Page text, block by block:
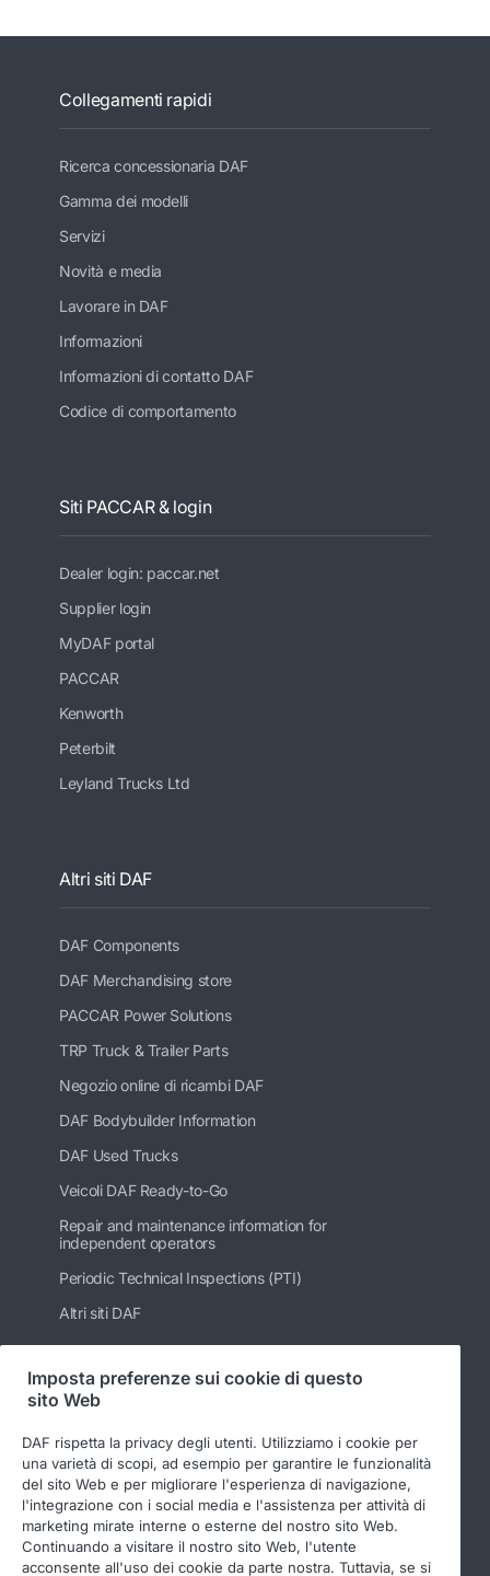
Collegamenti rapidi
Ricerca concessionaria DAF
Gamma dei modelli
Servizi
Novità e media
Lavorare in DAF
Informazioni
Informazioni di contatto DAF
Codice di comportamento
Siti PACCAR & login
Dealer login: paccar.net
Supplier login
MyDAF portal
PACCAR
Kenworth
Peterbilt
Leyland Trucks Ltd
Altri siti DAF
DAF Components
DAF Merchandising store
PACCAR Power Solutions
TRP Truck & Trailer Parts
Negozio online di ricambi DAF
DAF Bodybuilder Information
DAF Used Trucks
Veicoli DAF Ready-to-Go
Repair and maintenance information for
independent operators
Periodic Technical Inspections (PTI)
Altri siti DAF
Seguici
Imposta preferenze sui cookie di questo
sito Web
DAF rispetta la privacy degli utenti. Utilizziamo i cookie per
una varietà di scopi, ad esempio per garantire le funzionalità
del sito Web e per migliorare l'esperienza di navigazione,
l'integrazione con i social media e l'assistenza per attività di
marketing mirate interne o esterne del nostro sito Web.
Continuando a visitare il nostro sito Web, l'utente
acconsente all'uso dei cookie da parte nostra. Tuttavia, se si